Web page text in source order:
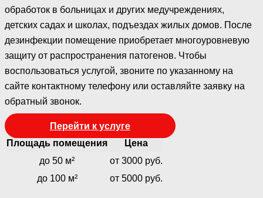
обработок в больницах и других медучреждениях,
детских садах и школах, подъездах жилых домов. После
дезинфекции помещение приобретает многоуровневую
защиту от распространения патогенов. Чтобы
воспользоваться услугой, звоните по указанному на
сайте контактному телефону или оставляйте заявку на
обратный звонок.
Перейти к услуге
Площадь помещения
Цена
до 50 м²
от 3000 руб.
до 100 м²
от 5000 руб.